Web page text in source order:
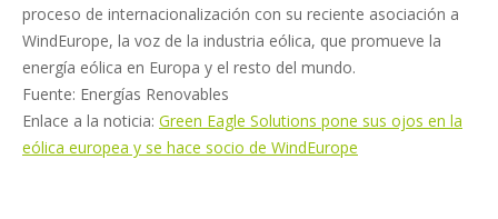
proceso de internacionalización con su reciente asociación a
WindEurope, la voz de la industria eólica, que promueve la
energía eólica en Europa y el resto del mundo.
Fuente: Energías Renovables
Enlace a la noticia: Green Eagle Solutions pone sus ojos en la
eólica europea y se hace socio de WindEurope